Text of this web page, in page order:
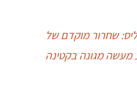
שחרור מוקדם של
מעשה מגונה בקטינה